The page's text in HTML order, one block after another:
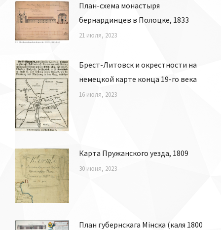
План-схема монастыря
бернардинцев в Полоцке, 1833
21 июля, 2023
Брест-Литовск и окрестности на
немецкой карте конца 19-го века
16 июля, 2023
Карта Пружанского уезда, 1809
30 июня, 2023
План губернскага Мінска (каля 1800